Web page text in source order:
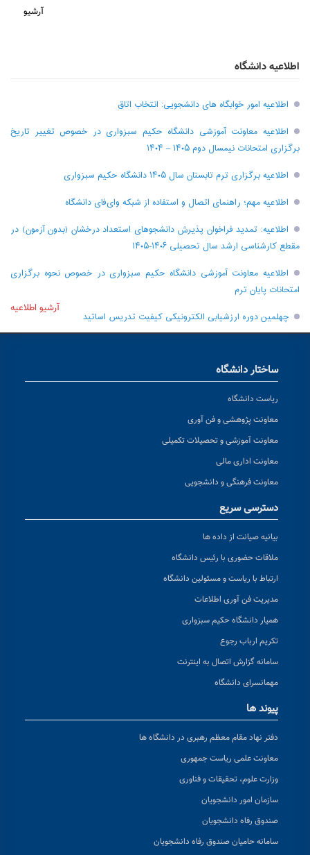
آرشیو
اطلاعیه دانشگاه
اطلاعیه امور خوابگاه های دانشجویی: انتخاب اتاق
اطلاعیه معاونت آموزشی دانشگاه حکیم سبزواری در خصوص تغییر تاریخ
برگزاری امتحانات نیمسال دوم ۱۴۰۵ – ۱۴۰۴
اطلاعیه برگزاری ترم تابستان سال ۱۴۰۵ دانشگاه حکیم سبزواری
اطلاعیه مهم؛ راهنمای اتصال و استفاده از شبکه وای‌فای دانشگاه
اطلاعیه: تمدید فراخوان پذیرش دانشجو‌های استعداد درخشان (بدون آزمون) در
مقطع کارشناسی ارشد سال تحصیلی ۱۴۰۶-۱۴۰۵
اطلاعیه معاونت آموزشی دانشگاه حکیم سبزواری در خصوص نحوه برگزاری
امتحانات پایان ترم
چهلمین دوره ارزشیابی الکترونیکی کیفیت تدریس اساتید
آرشیو اطلاعیه
ساختار دانشگاه
ریاست دانشگاه
معاونت پژوهشی و فن آوری
معاونت آموزشی و تحصیلات تکمیلی
معاونت اداری مالی
معاونت فرهنگی و دانشجویی
دسترسی سریع
بیانیه صیانت از داده ها
ملاقات حضوری با رئیس دانشگاه
ارتباط با ریاست و مسئولین دانشگاه
مدیریت فن آوری اطلاعات
همیار دانشگاه حکیم سبزواری
تکریم ارباب رجوع
سامانه گزارش اتصال به اینترنت
مهمانسرای دانشگاه
پیوند ها
دفتر نهاد مقام معظم رهبری در دانشگاه ها
معاونت علمی ریاست جمهوری
وزارت علوم، تحقیقات و فناوری
سازمان امور دانشجویان
صندوق رفاه دانشجویان
سامانه حامیان صندوق رفاه دانشجویان